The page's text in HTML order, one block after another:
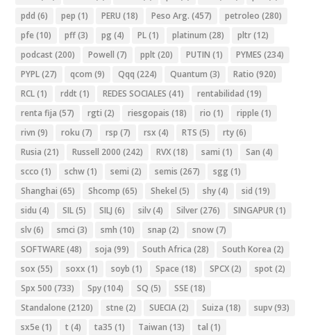
pdd (6) pep (1) PERU (18) Peso Arg. (457) petroleo (280)
pfe (10) pff(3) pg (4) PL(1) platinum (28) pltr(12)
podcast (200) Powell (7) pplt (20) PUTIN (1) PYMES (234)
PYPL(27) qcom (9) Qqq (224) Quantum (3) Ratio (920)
RCL(1) rddt (1) REDES SOCIALES (41) rentabilidad (19)
renta fija (57) rgti (2) riesgopais (18) rio (1) ripple (1)
rivn (9) roku (7) rsp (7) rsx (4) RTS (5) rty(6)
Rusia (21) Russell 2000 (242) RVX(18) sami (1) San (4)
scco (1) schw(1) semi (2) semis (267) sgg (1)
Shanghai (65) Shcomp (65) Shekel (5) shy(4) sid (19)
sidu (4) SIL(5) SILJ (6) silv(4) Silver(276) SINGAPUR(1)
slv(6) smci (3) smh (10) snap (2) snow(7)
SOFTWARE(48) soja (99) South Africa (28) South Korea (2)
sox (55) soxx (1) soyb (1) Space (18) SPCX(2) spot (2)
Spx 500 (733) Spy(104) SQ (5) SSE(18)
Standalone (2120) stne (2) SUECIA(2) Suiza (18) supv(93)
sx5e (1) t (4) ta35 (1) Taiwan (13) tal (1)